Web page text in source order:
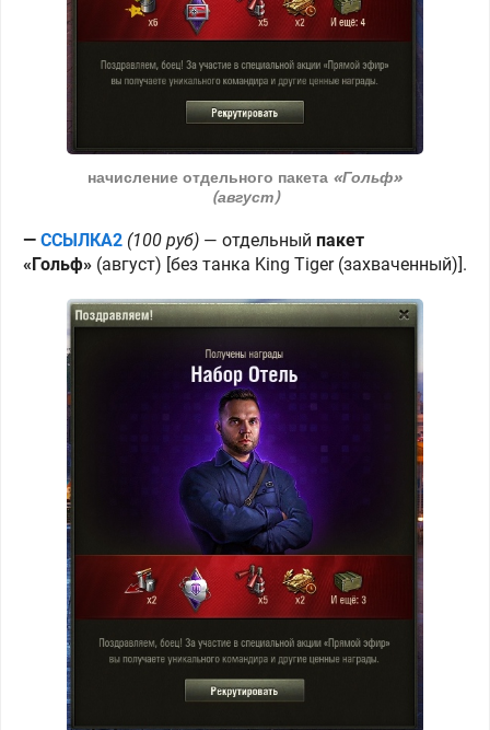
начисление отдельного пакета «Гольф»
(август)
— ССЫЛКА2 (100 руб) — отдельный пакет
«Гольф» (август) [без танка King Tiger (захваченный)].